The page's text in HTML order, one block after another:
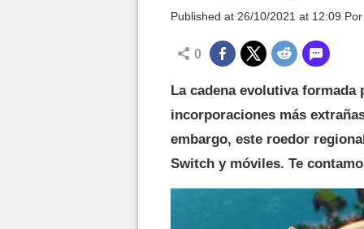
Published at 26/10/2021 at 12:09
0
La cadena evolutiva formada
incorporaciones más
embargo, este roedor
Switch y móviles. Te